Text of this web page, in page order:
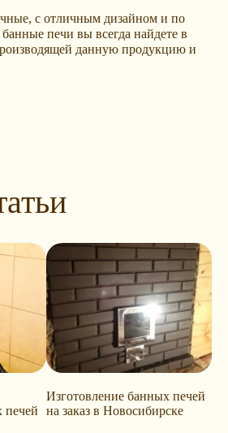
с отличным дизайном и по
печи вы всегда найдете в
данную продукцию и
печей
Изготовление банных печей
на заказ в Новосибирске